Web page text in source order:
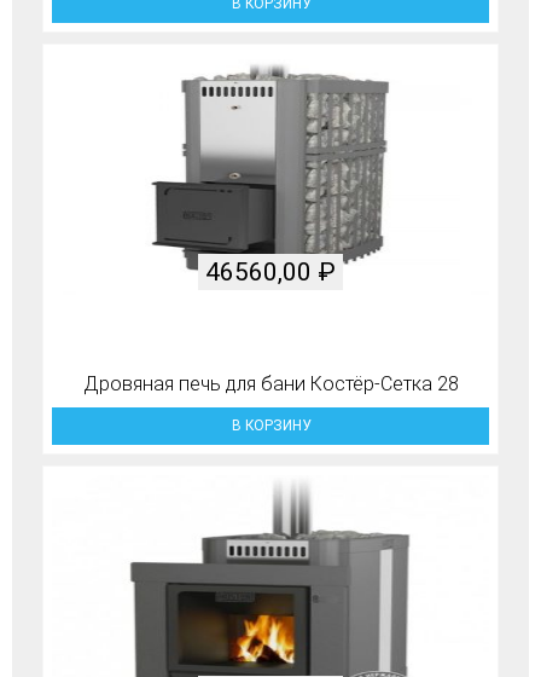
В КОРЗИНУ
Дровяная печь для бани Костёр-Сетка 28
46560,00 ₽
В КОРЗИНУ